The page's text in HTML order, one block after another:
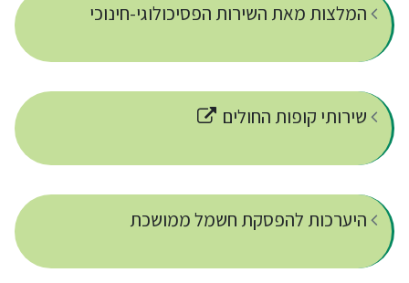
המלצות מאת השירות הפסיכולוגי-חינוכי
שירותי קופות החולים
היערכות להפסקת חשמל ממושכת